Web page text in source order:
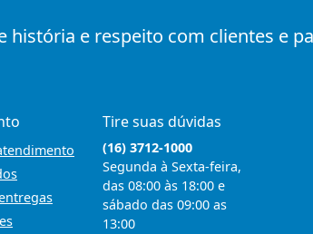
história e respeito com clientes e
Tire suas dúvidas
(16) 3712-1000
Segunda à Sexta-feira,
das 08:00 às 18:00 e
sábado das 09:00 as
13:00